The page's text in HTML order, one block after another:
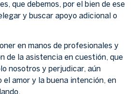
que debemos, por el bien de ese
y buscar apoyo adicional o
en manos de profesionales y
de la asistencia en cuestión, que
nosotros y perjudicar, aún
el amor y la buena intención, en